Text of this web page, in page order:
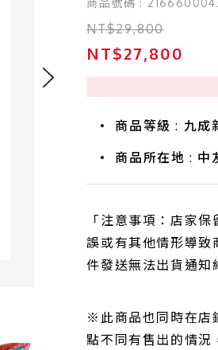
商品號碼 :
NT$29,800
NT$27,800
商品等級 : 九成
商品所在地 : 中
「注意事項：店家
誤或有其他情形導致
件發送無法出貨通知
※此商品也同時在店
點不同有售出的情況